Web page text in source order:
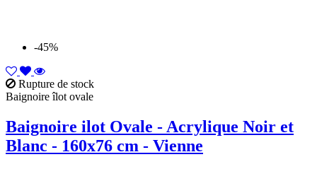
-45%
Rupture de stock
Baignoire îlot ovale
Baignoire ilot Ovale - Acrylique Noir et
Blanc - 160x76 cm - Vienne